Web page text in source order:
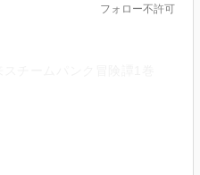
フォロー不許可